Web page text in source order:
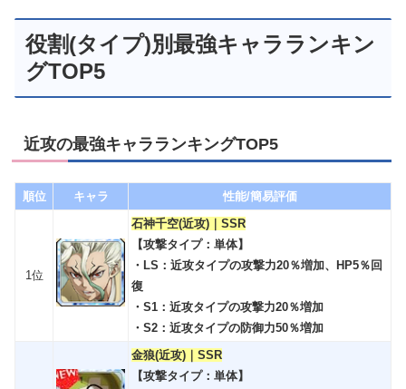
役割(タイプ)別最強キャラランキン
グTOP5
近攻の最強キャラランキングTOP5
順位 キャラ 性能/簡易評価
1位
石神千空(近攻)｜SSR
【攻撃タイプ：単体】
・LS：近攻タイプの攻撃力20％増加、HP5％回
復
・S1：近攻タイプの攻撃力20％増加
・S2：近攻タイプの防御力50％増加
金狼(近攻)｜SSR
【攻撃タイプ：単体】